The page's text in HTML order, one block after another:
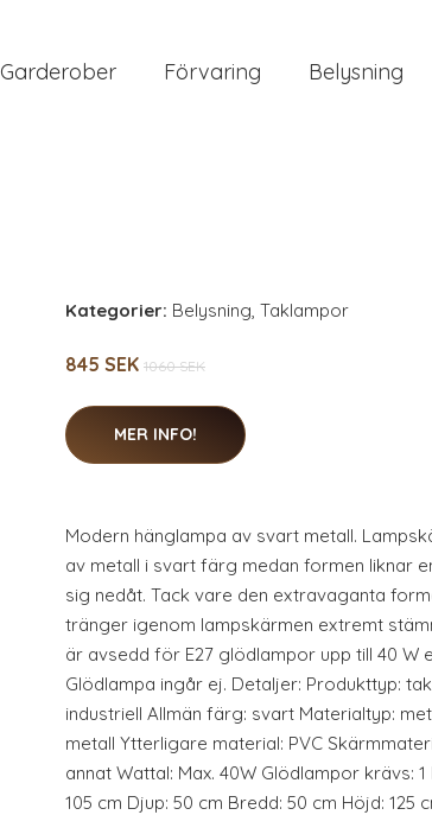
Garderober Förvaring Belysning
Kategorier: Belysning, Taklampor
845 SEK 1060 SEK
MER INFO!
Modern hänglampa av svart metall.
av metall i svart färg medan formen liknar
sig nedåt. Tack vare den extravaganta
tränger igenom lampskärmen extremt
är avsedd för E27 glödlampor upp till 40 W
Glödlampa ingår ej. Detaljer: Produkttyp:
industriell Allmän färg: svart Materialtyp:
metall Ytterligare material: PVC
annat Wattal: Max. 40W Glödlampor krävs:
105 cm Djup: 50 cm Bredd: 50 cm Höjd: 125